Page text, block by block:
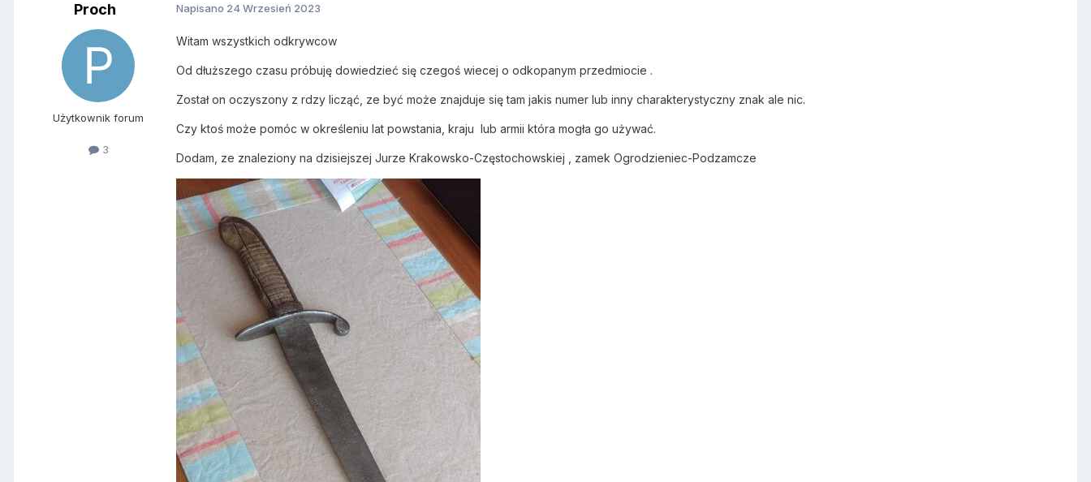
Proch
Użytkownik forum
3
Napisano 24 Wrzesień 2023
Witam wszystkich odkrywcow
Od dłuższego czasu próbuję dowiedzieć się czegoś wiecej o odkopanym przedmiocie .
Został on oczyszony z rdzy licząć, ze być może znajduje się tam jakis numer lub inny charakterystyczny znak ale nic.
Czy ktoś może pomóc w określeniu lat powstania, kraju lub armii która mogła go używać.
Dodam, ze znaleziony na dzisiejszej Jurze Krakowsko-Częstochowskiej , zamek Ogrodzieniec-Podzamcze